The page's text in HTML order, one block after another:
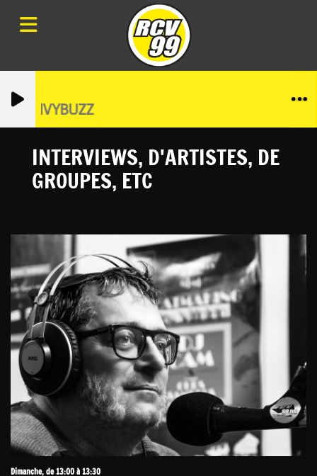
IVYBUZZ
INTERVIEWS, D'ARTISTES, DE
GROUPES, ETC
Dimanche, de 13:00 à 13:30